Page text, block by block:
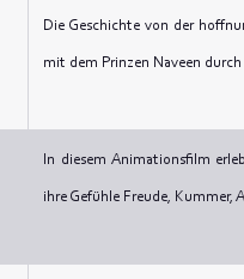
Die Geschichte von der
mit dem Prinzen Naveen
In diesem Animationsfilm
ihre Gefühle Freude, Kummer,